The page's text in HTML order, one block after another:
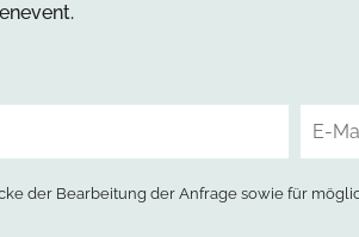
der Bearbeitung der Anfrage sowie für